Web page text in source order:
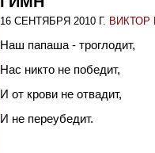
16 СЕНТЯБРЯ 2010 Г.
Наш папаша - троглодит,
Нас никто не победит,
И от крови не отвадит,
И не переубедит.